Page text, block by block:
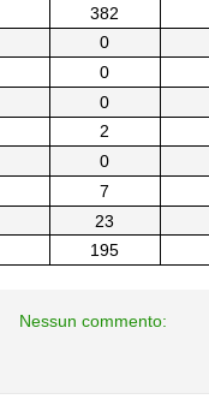
382
0
0
0
2
0
7
23
195
Nessun commento: